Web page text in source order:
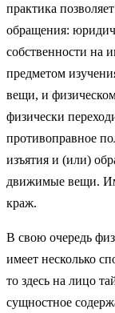
практика
обращения:
собственности на
предметом
вещи, и
физически
противоправное
изъятия и (или)
движимые вещи.
краж.
В свою очередь
имеет несколько
то здесь на лицо
сущностное